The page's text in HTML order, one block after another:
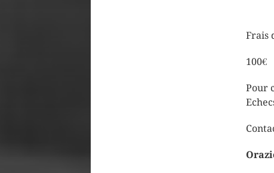
Frais
100€
Pour